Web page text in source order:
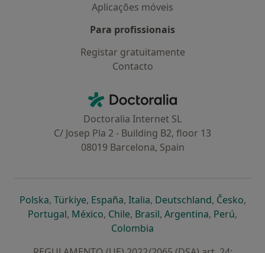
Aplicações móveis
Para profissionais
Registar gratuitamente
Contacto
Doctoralia - Homepage
Doctoralia Internet SL
C/ Josep Pla 2 - Building B2, floor 13
08019 Barcelona, Spain
Polskaabre num novo separador
, Türkiyeabre num novo separador
, Españaabre num novo separador
, Italiaabre num novo
, Deutschlandabre num
, Česko,
Portugalabre num novo separador
, Méxicoabre num novo separador
, Chileabre num novo separador
, Brasilabre num novo
, Argentinaabre num
, Perúabre
,
Colombia